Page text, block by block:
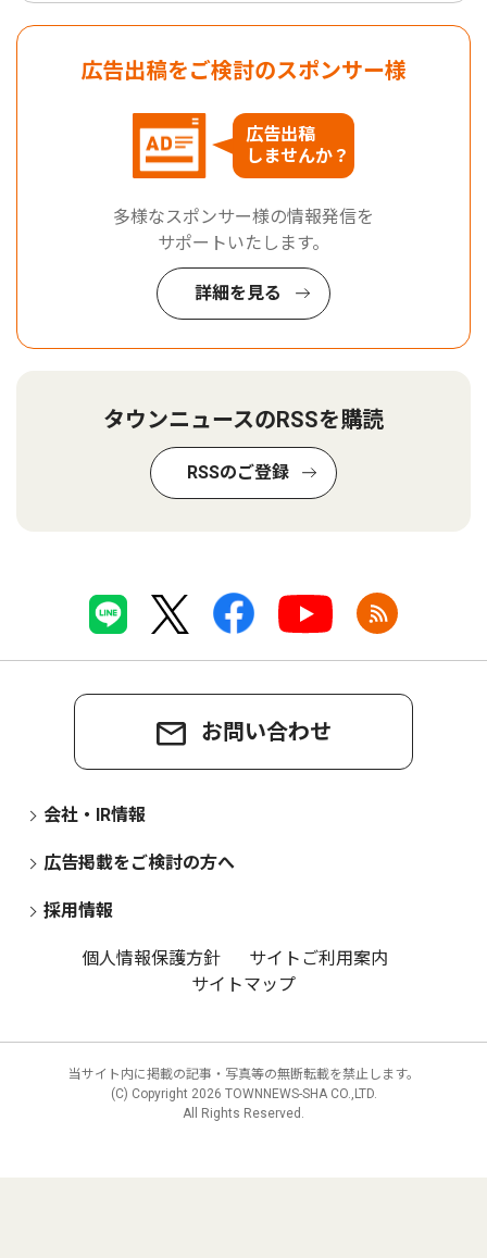
広告出稿をご検討のスポンサー様
広告出稿
しませんか？
多様なスポンサー様の情報発信を
サポートいたします。
詳細を見る
タウンニュースのRSSを購読
RSSのご登録
お問い合わせ
会社・IR情報
広告掲載をご検討の方へ
採用情報
個人情報保護方針
サイトご利用案内
サイトマップ
当サイト内に掲載の記事・写真等の無断転載を禁止します。
(C) Copyright 2026 TOWNNEWS-SHA CO.,LTD.
All Rights Reserved.